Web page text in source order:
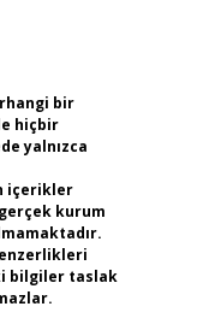
bir
hiçbir
yalnızca
içerikler
kurum
bilgiler taslak